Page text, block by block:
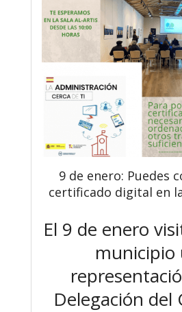
9 de enero: Puedes
certificado digital en
El 9 de enero
municipio
Delegación del